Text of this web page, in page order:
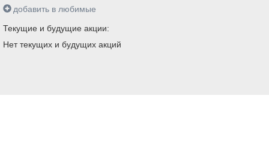
добавить в любимые
Текущие и будущие акции:
Нет текущих и будущих акций